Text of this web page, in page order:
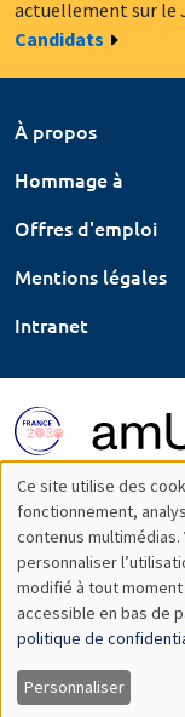
actuellement sur le
Candidats
À propos
Hommage à
Offres d'emploi
Mentions légales
Intranet
Utilisation
des
données
et
Ce site utilise des
fonctionnement,
contenus
personnaliser
modifié à tout
accessible en bas de
politique de
Personnaliser